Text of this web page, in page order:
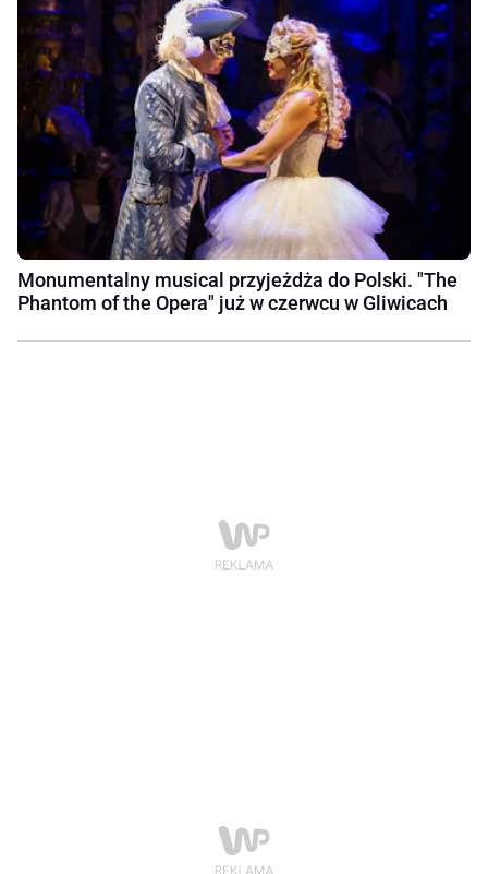
Monumentalny musical przyjeżdża do Polski. "The
Phantom of the Opera" już w czerwcu w Gliwicach